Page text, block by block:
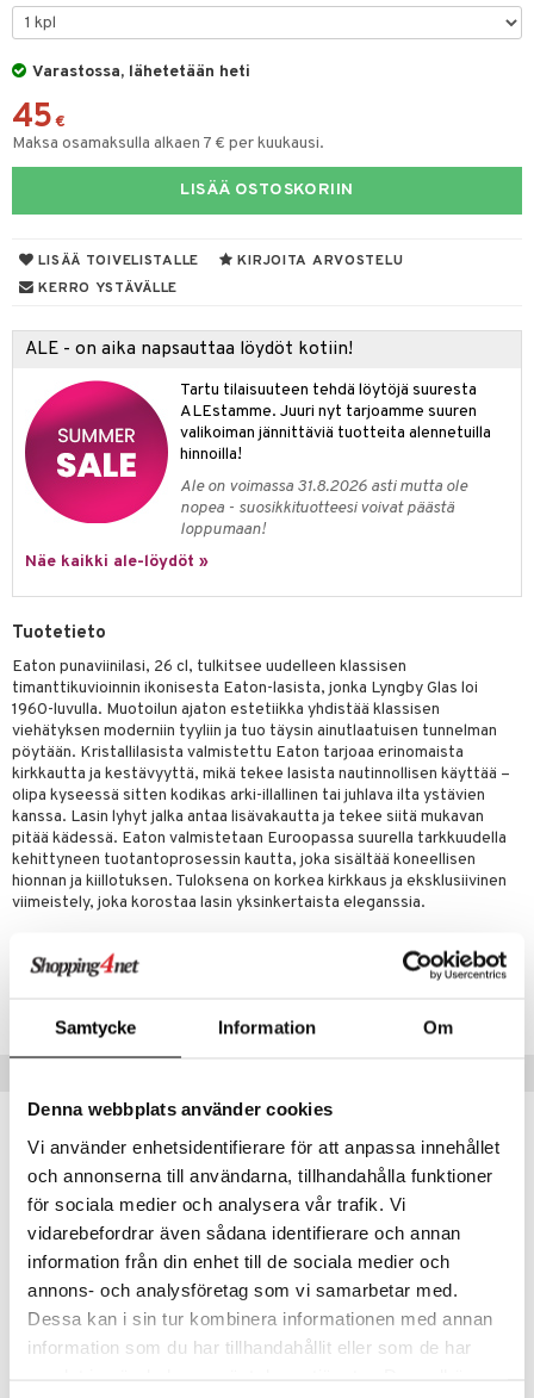
Samtycke Information Om
Denna webbplats använder cookies
Vi använder enhetsidentifierare för att anpassa innehållet
och annonserna till användarna, tillhandahålla funktioner
för sociala medier och analysera vår trafik. Vi
vidarebefordrar även sådana identifierare och annan
information från din enhet till de sociala medier och
annons- och analysföretag som vi samarbetar med.
Dessa kan i sin tur kombinera informationen med annan
information som du har tillhandahållit eller som de har
Varastossa, lähetetään heti
45 €
Maksa osamaksulla alkaen 7 € per kuukausi.
LISÄÄ OSTOSKORIIN
LISÄÄ TOIVELISTALLE
KIRJOITA ARVOSTELU
KERRO YSTÄVÄLLE
ALE - on aika napsauttaa löydöt kotiin!
Tartu tilaisuuteen tehdä löytöjä suuresta
ALEstamme. Juuri nyt tarjoamme suuren
valikoiman jännittäviä tuotteita alennetuilla
hinnoilla!
Ale on voimassa 31.8.2026 asti mutta ole
nopea - suosikkituotteesi voivat päästä
loppumaan!
Näe kaikki ale-löydöt »
Tuotetieto
Eaton punaviinilasi, 26 cl, tulkitsee uudelleen klassisen
timanttikuvioinnin ikonisesta Eaton-lasista, jonka Lyngby Glas loi
1960-luvulla. Muotoilun ajaton estetiikka yhdistää klassisen
viehätyksen moderniin tyyliin ja tuo täysin ainutlaatuisen tunnelman
pöytään. Kristallilasista valmistettu Eaton tarjoaa erinomaista
kirkkautta ja kestävyyttä, mikä tekee lasista nautinnollisen käyttää –
olipa kyseessä sitten kodikas arki-illallinen tai juhlava ilta ystävien
kanssa. Lasin lyhyt jalka antaa lisävakautta ja tekee siitä mukavan
pitää kädessä. Eaton valmistetaan Euroopassa suurella tarkkuudella
kehittyneen tuotantoprosessin kautta, joka sisältää koneellisen
hionnan ja kiillotuksen. Tuloksena on korkea kirkkaus ja eksklusiivinen
viimeistely, joka korostaa lasin yksinkertaista eleganssia.
Tuotenumero
Saatavana useana vaihtoehtona
Maustemyllyt
/ Outdoor
& Vihannesveitset
sisustus
tarvikkeita
koristelu
säilytys
tekstiilit
& Tyynyliinat
& Peitot
& Koukut
& Korit
& Veistokset
Art
& Lyhdyt
& Hyllyt
& Koukut
& Korit
tekstiilit
tekstiilit
tekstiilit
& Peitot
ruokinta
& Lyhdyt
& vastauksia